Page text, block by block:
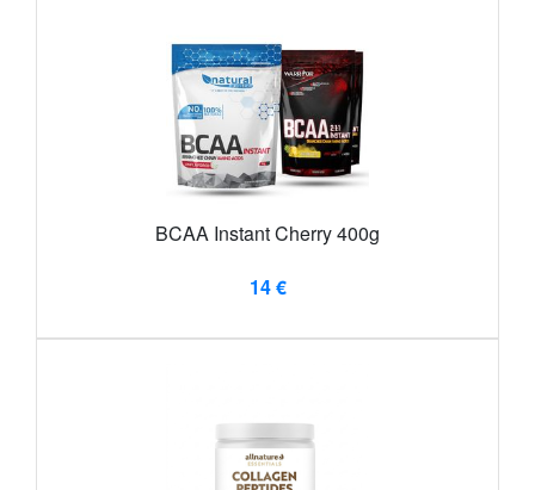
BCAA Instant Cherry 400g
14 €